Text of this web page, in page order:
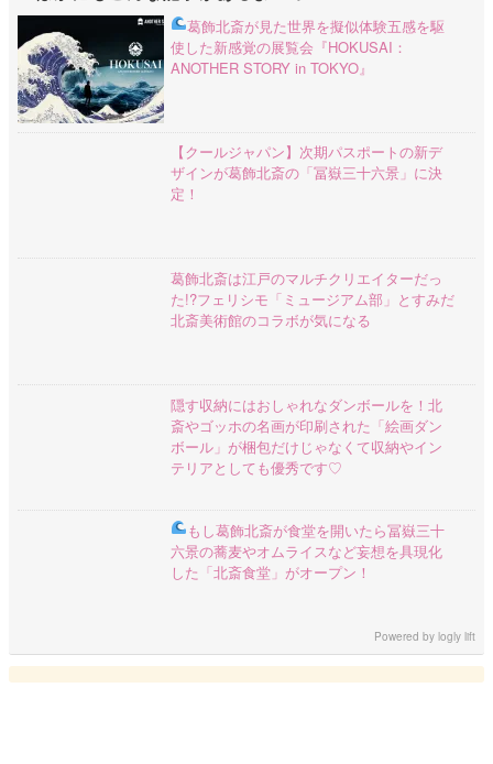
葛飾北斎が見た世界を擬似体験五感を駆
使した新感覚の展覧会『HOKUSAI：
ANOTHER STORY in TOKYO』
【クールジャパン】次期パスポートの新デ
ザインが葛飾北斎の「冨嶽三十六景」に決
定！
葛飾北斎は江戸のマルチクリエイターだっ
た!?フェリシモ「ミュージアム部」とすみだ
北斎美術館のコラボが気になる
隠す収納にはおしゃれなダンボールを！北
斎やゴッホの名画が印刷された「絵画ダン
ボール」が梱包だけじゃなくて収納やイン
テリアとしても優秀です♡
もし葛飾北斎が食堂を開いたら冨嶽三十
六景の蕎麦やオムライスなど妄想を具現化
した「北斎食堂」がオープン！
Powered bylogly lift